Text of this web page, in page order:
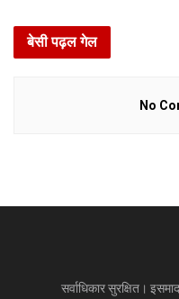
बेसी पढ़ल गेल
No
सर्वाधिकार सुरक्षित।